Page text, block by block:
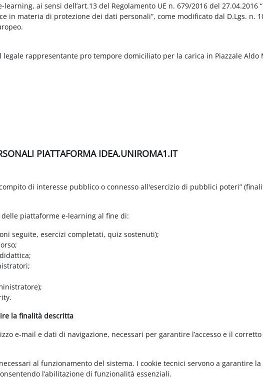
ai sensi dell’art.13 del Regolamento UE n. 679/2016 del 27.04.2016
in materia di protezione dei dati personali”, come modificato dal D.Lgs. n.
rappresentante pro tempore domiciliato per la carica in Piazzale Aldo
PIATTAFORMA IDEA.UNIROMA1.IT
di interesse pubblico o connesso all'esercizio di pubblici poteri”
piattaforme e-learning al fine di:
seguite, esercizi completati, quiz sostenuti);
la finalità descritta
e-mail e dati di navigazione, necessari per garantire l’accesso e il
al funzionamento del sistema. I cookie tecnici servono a garantire la
l’abilitazione di funzionalità essenziali.